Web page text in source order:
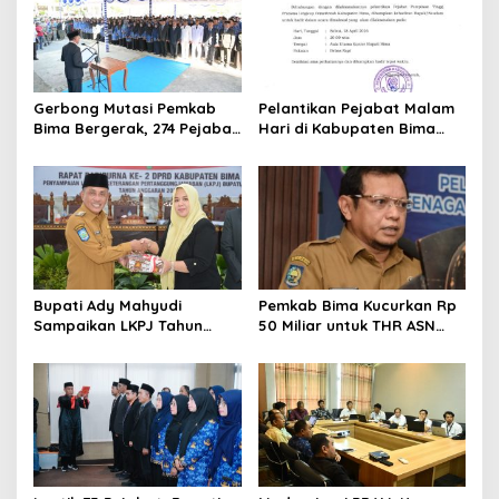
Gerbong Mutasi Pemkab
Bima Bergerak, 274 Pejabat
Pelantikan Pejabat Malam
Hari di Kabupaten Bima
di Era Ady-Irfan
Bupati Ady Mahyudi
Sampaikan LKPJ Tahun
Paripurna DPRD Kabupaten
Bima
Pemkab Bima Kucurkan Rp
50 Miliar untuk THR ASN